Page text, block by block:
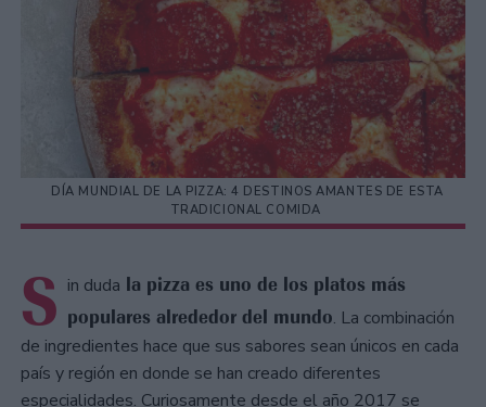
DÍA MUNDIAL DE LA PIZZA: 4 DESTINOS AMANTES DE ESTA
TRADICIONAL COMIDA
S in duda la pizza es uno de los platos más
populares alrededor del mundo. La combinación
de ingredientes hace que sus sabores sean únicos en cada
país y región en donde se han creado diferentes
especialidades. Curiosamente desde el año 2017 se